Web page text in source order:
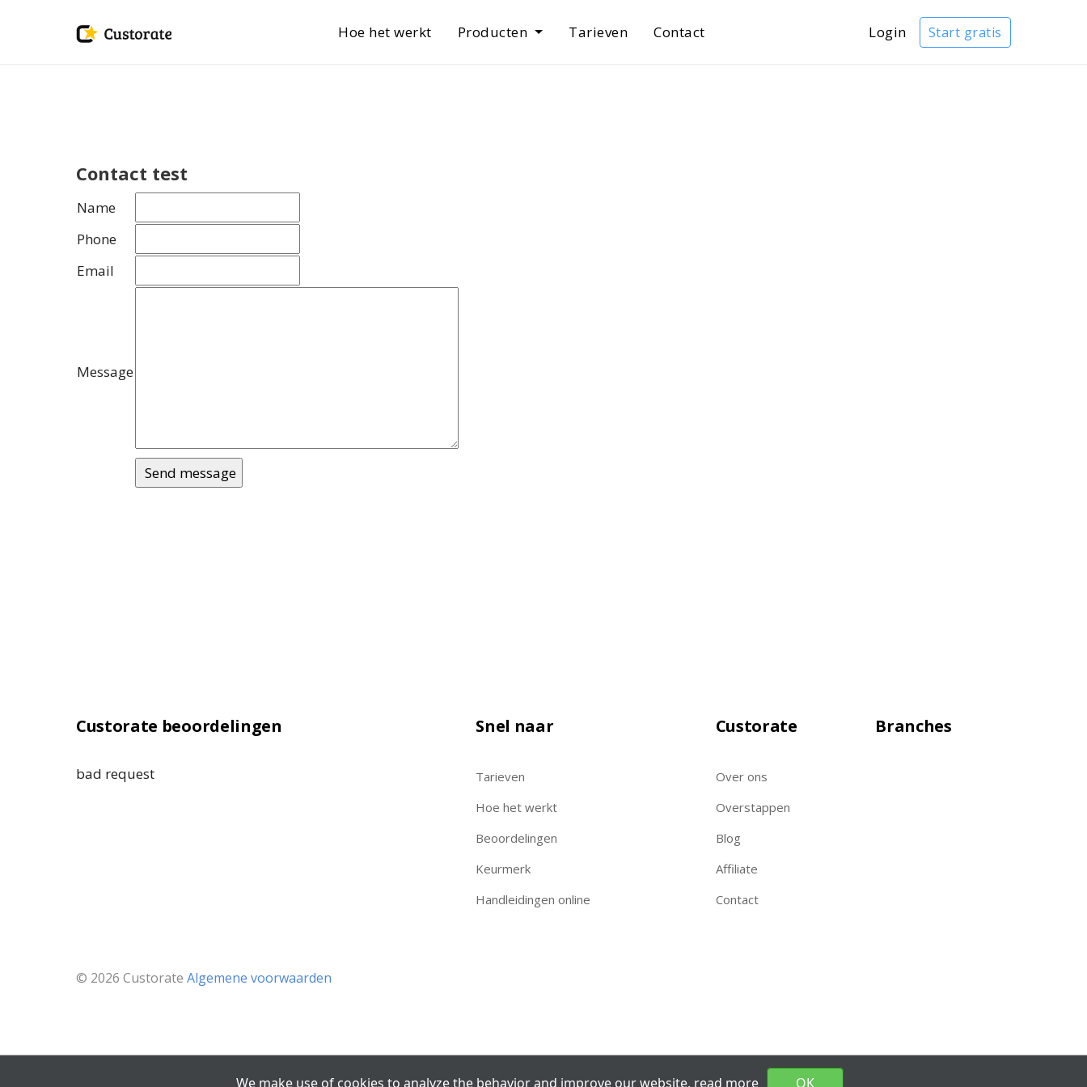
Hoe het werkt Producten Tarieven Contact Login Start gratis
Contact test
Name
Phone
Email
Message
Custorate beoordelingen
bad request
Snel naar
Tarieven
Hoe het werkt
Beoordelingen
Keurmerk
Handleidingen online
Custorate
Over ons
Overstappen
Blog
Affiliate
Contact
Branches
© 2026 Custorate Algemene voorwaarden
We make use of cookies to analyze the behavior and improve our website. read more OK